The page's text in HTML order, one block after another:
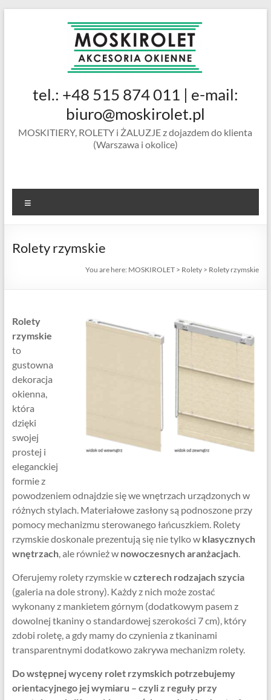
MOSKIROLET
siatki na
okienne |
ramkowe i
drzwiowe
tel.: +48 515 874 011 | e-mail:
biuro@moskirolet.pl
MOSKITIERY, ROLETY i ŻALUZJE z dojazdem do klienta
(Warszawa i okolice)
Rolety rzymskie
You are here: MOSKIROLET > Rolety > Rolety rzymskie
Rolety
rzymskie
to
gustowna
dekoracja
okienna,
która
dzięki
swojej
prostej i
eleganckiej
formie z
powodzeniem odnajdzie się we wnętrzach urządzonych w
różnych stylach. Materiałowe zasłony są podnoszone przy
pomocy mechanizmu sterowanego łańcuszkiem. Rolety
rzymskie doskonale prezentują się nie tylko w klasycznych
wnętrzach, ale również w nowoczesnych aranżacjach.
Oferujemy rolety rzymskie wczterech rodzajach szycia
(galeria na dole strony). Każdy z nich może zostać
wykonany z mankietem górnym (dodatkowym pasem z
dowolnej tkaniny o standardowej szerokości 7 cm), który
zdobi roletę, a gdy mamy do czynienia z tkaninami
transparentnymi dodatkowo zakrywa mechanizm rolety.
Do wstępnej wyceny rolet rzymskich potrzebujemy
orientacyjnego jej wymiaru – czyli z reguły przy